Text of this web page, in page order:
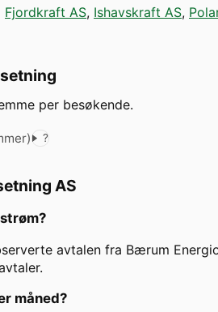
Fjordkraft AS, Ishavskraft AS,
per besøkende.
) ?
AS
avtalen fra Bærum
måned?